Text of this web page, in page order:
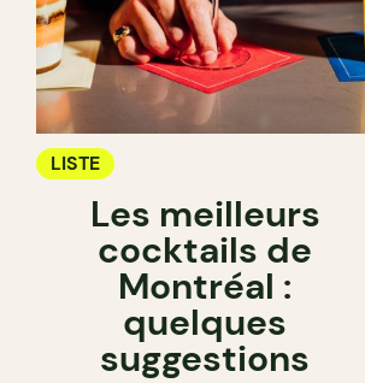
LISTE
Les meilleurs
cocktails de
Montréal :
quelques
suggestions